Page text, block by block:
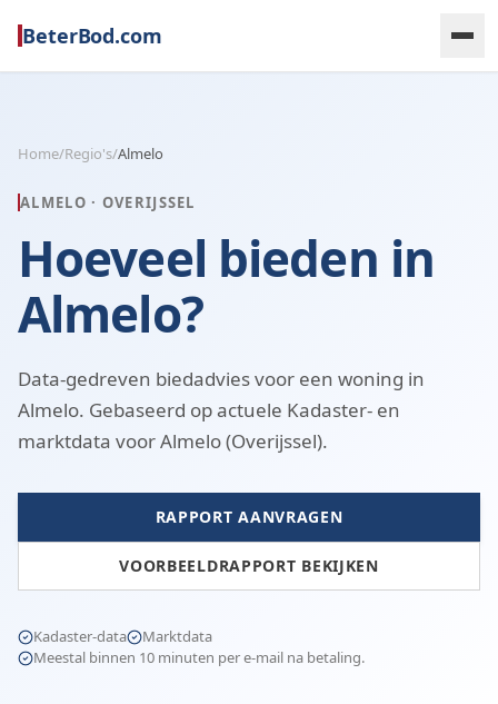
BeterBod.com
Home/Regio's/Almelo
ALMELO · OVERIJSSEL
Hoeveel bieden in
Almelo?
Data-gedreven biedadvies voor een woning in
Almelo. Gebaseerd op actuele Kadaster- en
marktdata voor Almelo (Overijssel).
RAPPORT AANVRAGEN
VOORBEELDRAPPORT BEKIJKEN
Kadaster-data
Marktdata
Meestal binnen 10 minuten per e-mail na betaling.